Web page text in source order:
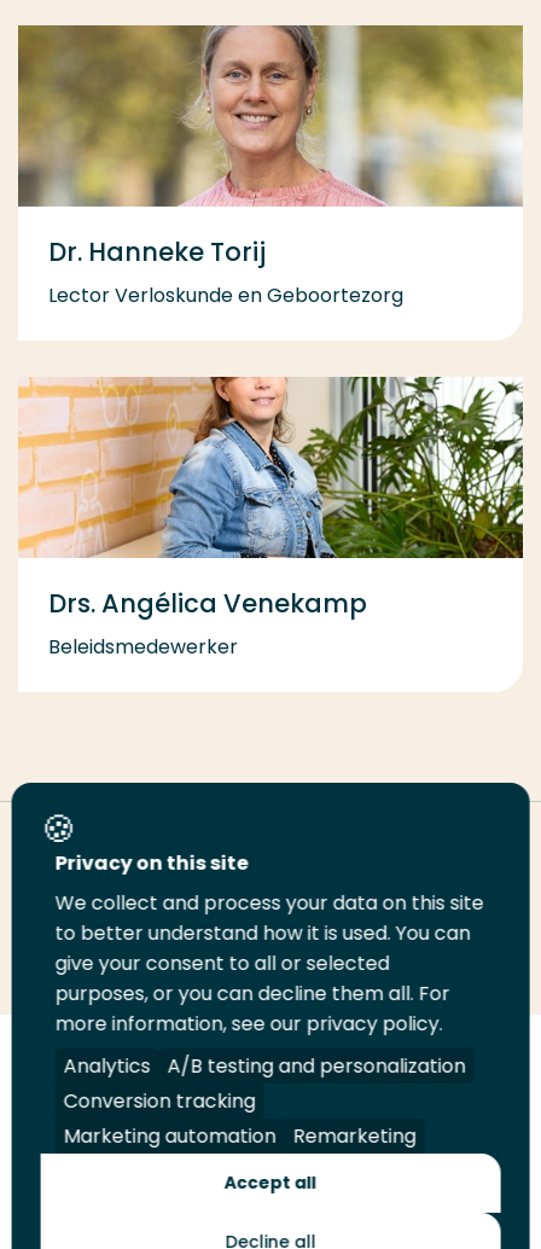
Dr. Hanneke Torij
Lector Verloskunde en Geboortezorg
Drs. Angélica Venekamp
Beleidsmedewerker
Deel deze pagina
Deel
LinkedIn
Deel
op
Twitter
Deel
op
Facebook
Email
deze
pagina
Print
deze
pagina
Volg
ons
op
LinkedIn
Volg
ons
op
Facebook
Volg
ons
op
YouTube
Volg
ons
op
Instagram
Juridisch Security A-Z Index
Contact
Privacy on this site
We collect and process your data on this site
to better understand how it is used. You can
give your consent to all or selected
purposes, or you can decline them all. For
more information, see our privacy policy.
Analytics
A/B testing and personalization
Conversion tracking
Marketing automation
Remarketing
Accept all
Decline all